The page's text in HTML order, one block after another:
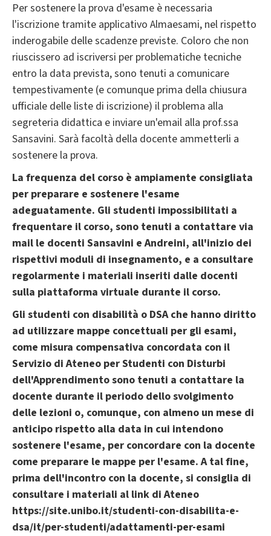
Per sostenere la prova d'esame è necessaria
l'iscrizione tramite applicativo Almaesami, nel rispetto
inderogabile delle scadenze previste. Coloro che non
riuscissero ad iscriversi per problematiche tecniche
entro la data prevista, sono tenuti a comunicare
tempestivamente (e comunque prima della chiusura
ufficiale delle liste di iscrizione) il problema alla
segreteria didattica e inviare un'email alla prof.ssa
Sansavini. Sarà facoltà della docente ammetterli a
sostenere la prova.
La frequenza del corso è ampiamente consigliata
per preparare e sostenere l'esame
adeguatamente. Gli studenti impossibilitati a
frequentare il corso, sono tenuti a contattare via
mail le docenti Sansavini e Andreini, all'inizio dei
rispettivi moduli di insegnamento, e a consultare
regolarmente i materiali inseriti dalle docenti
sulla piattaforma virtuale durante il corso.
Gli studenti con disabilità o DSA che hanno diritto
ad utilizzare mappe concettuali per gli esami,
come misura compensativa concordata con il
Servizio di Ateneo per Studenti con Disturbi
dell'Apprendimento sono tenuti a contattare la
docente durante il periodo dello svolgimento
delle lezioni o, comunque, con almeno un mese di
anticipo rispetto alla data in cui intendono
sostenere l'esame, per concordare con la docente
come preparare le mappe per l'esame. A tal fine,
prima dell'incontro con la docente, si consiglia di
consultare i materiali al link di Ateneo
https://site.unibo.it/studenti-con-disabilita-e-
dsa/it/per-studenti/adattamenti-per-esami